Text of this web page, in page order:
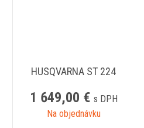
HUSQVARNA ST 224
1 649,00 € s DPH
Na objednávku